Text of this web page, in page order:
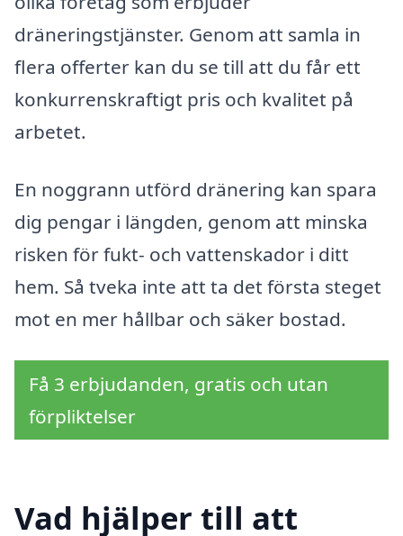
dräneringstjänster. Genom att samla in
flera offerter kan du se till att du får ett
konkurrenskraftigt pris och kvalitet på
arbetet.
En noggrann utförd dränering kan spara
dig pengar i längden, genom att minska
risken för fukt- och vattenskador i ditt
hem. Så tveka inte att ta det första steget
mot en mer hållbar och säker bostad.
Få 3 erbjudanden, gratis och utan
förpliktelser
Vad hjälper till att